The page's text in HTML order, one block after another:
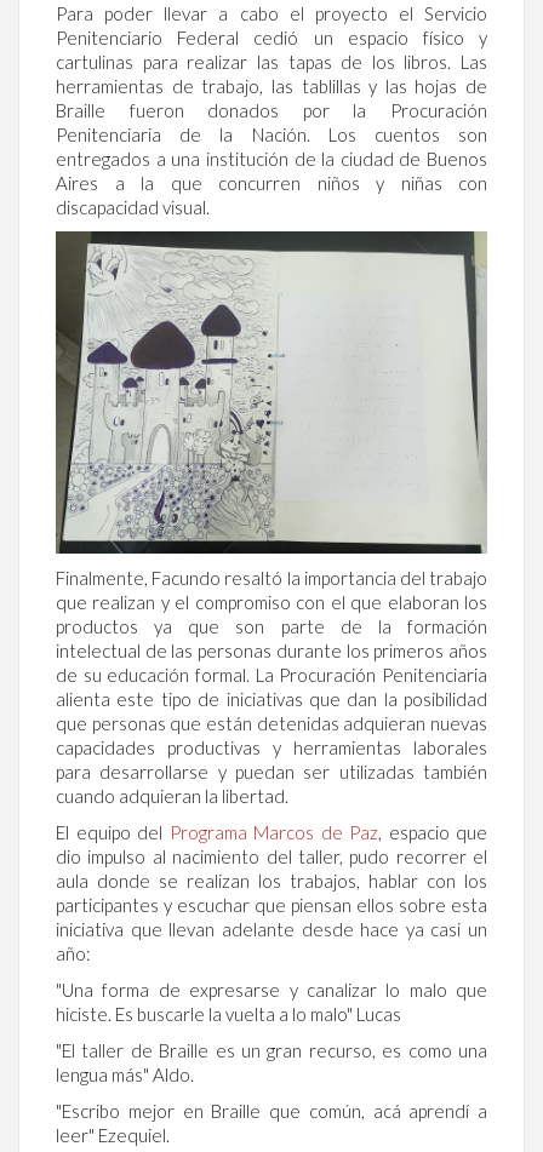
Para poder llevar a cabo el proyecto el Servicio
Penitenciario Federal cedió un espacio físico y
cartulinas para realizar las tapas de los libros. Las
herramientas de trabajo, las tablillas y las hojas de
Braille fueron donados por la Procuración
Penitenciaria de la Nación. Los cuentos son
entregados a una institución de la ciudad de Buenos
Aires a la que concurren niños y niñas con
discapacidad visual.
Finalmente, Facundo resaltó la importancia del trabajo
que realizan y el compromiso con el que elaboran los
productos ya que son parte de la formación
intelectual de las personas durante los primeros años
de su educación formal. La Procuración Penitenciaria
alienta este tipo de iniciativas que dan la posibilidad
que personas que están detenidas adquieran nuevas
capacidades productivas y herramientas laborales
para desarrollarse y puedan ser utilizadas también
cuando adquieran la libertad.
El equipo del Programa Marcos de Paz, espacio que
dio impulso al nacimiento del taller, pudo recorrer el
aula donde se realizan los trabajos, hablar con los
participantes y escuchar que piensan ellos sobre esta
iniciativa que llevan adelante desde hace ya casi un
año:
"Una forma de expresarse y canalizar lo malo que
hiciste. Es buscarle la vuelta a lo malo" Lucas
"El taller de Braille es un gran recurso, es como una
lengua más" Aldo.
"Escribo mejor en Braille que común, acá aprendí a
leer" Ezequiel.